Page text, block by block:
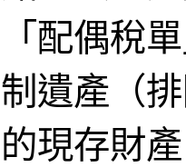
「配偶稅
制遺產（
的現存財